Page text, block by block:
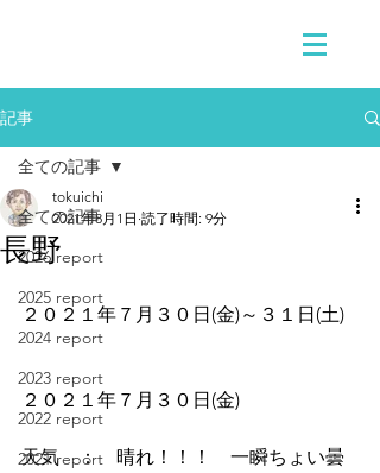
記事
全ての記事
2026 report
2025 report
2024 report
2023 report
2022 report
2021 report
全ての記事
長野
tokuichi
2021年8月1日 読了時間: 9分
２０２１年７月３０日(金)～３１日(土)
２０２１年７月３０日(金)
天気　：　晴れ！！！　一瞬ちょい曇